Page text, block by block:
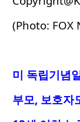
(Photo: FOX
미 독립기념
부모, 보호자